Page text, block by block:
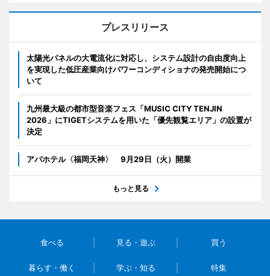
プレスリリース
太陽光パネルの大電流化に対応し、システム設計の自由度向上
を実現した低圧産業向けパワーコンディショナの発売開始につ
いて
九州最大級の都市型音楽フェス「MUSIC CITY TENJIN
2026」にTIGETシステムを用いた「優先観覧エリア」の設置が
決定
アパホテル〈福岡天神〉 9月29日（火）開業
もっと見る
食べる 見る・遊ぶ 買う
暮らす・働く 学ぶ・知る 特集